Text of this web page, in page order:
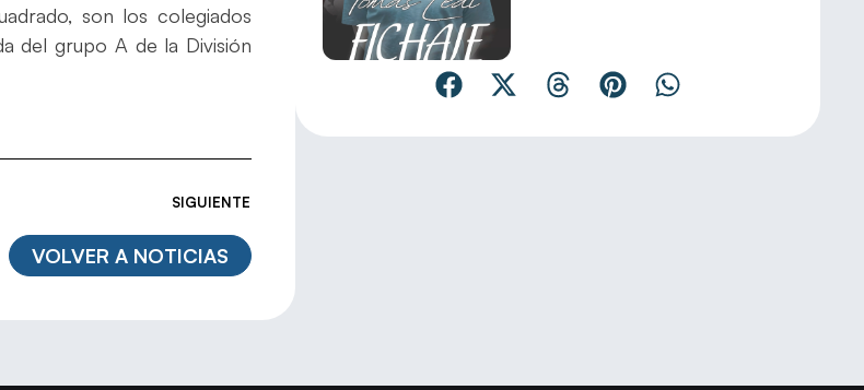
son los colegiados
del grupo A de la División
SIGUIENTE
VOLVER A NOTICIAS